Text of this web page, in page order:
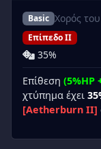
Basic Χορός
Επίπεδο II
35%
Επίθεση (5%HP
χτύπημα έχει
[Aetherburn II]